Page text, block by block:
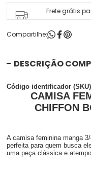
Frete grátis
Compartilhe:
DESCRIÇÃO
Código identificador
CAMISA
CHIFFON
A camisa feminina manga
perfeita para quem busca
uma peça clássica e